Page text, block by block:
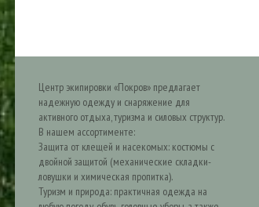
Центр экипировки «Покров» предлагает
надежную одежду и снаряжение для
активного отдыха, туризма и силовых структур.
В нашем ассортименте:
Защита от клещей и насекомых: костюмы с
двойной защитой (механические складки-
ловушки и химическая пропитка).
Туризм и природа: практичная одежда на